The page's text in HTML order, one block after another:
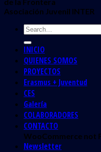
Asociación Juvenil INTER
INICIO
QUIENES SOMOS
PROYECTOS
Erasmus + Juventud
CES
Galería
COLABORADORES
CONTACTO
WooCommerce not
Newsletter